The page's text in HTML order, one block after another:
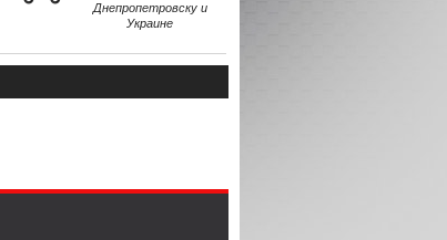
Днепропетровску и
Украине